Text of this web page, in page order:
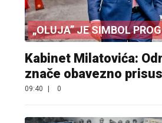
„OLUJA” JE SIMBOL
Kabinet Milatovića:
znače obavezno
09:40 | 0